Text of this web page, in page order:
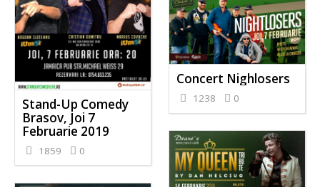
Stand-Up Comedy
Brasov, Joi 7
Februarie 2019
1859 0
Concert Nighlosers
1238 0